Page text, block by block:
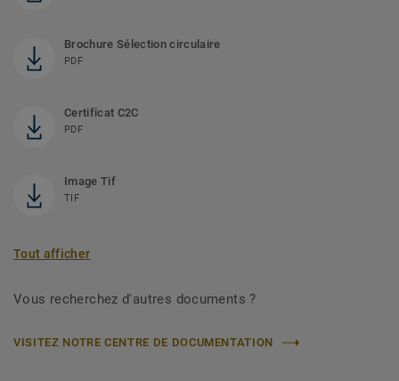
Brochure Sélection circulaire
PDF
Certificat C2C
PDF
Image Tif
TIF
Tout afficher
Vous recherchez d'autres documents ?
VISITEZ NOTRE CENTRE DE DOCUMENTATION